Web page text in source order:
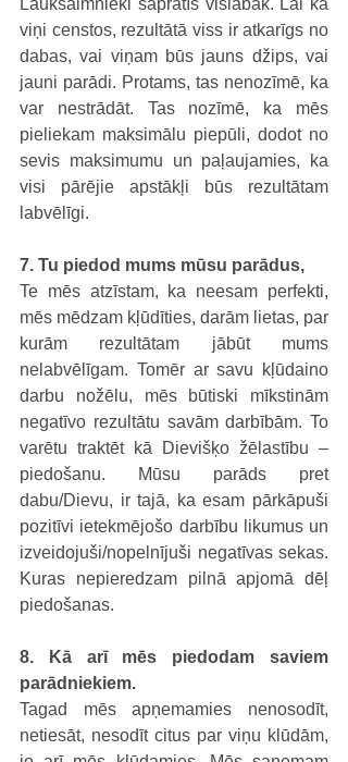
Lauksaimnieki sapratīs vislabāk. Lai kā
viņi censtos, rezultātā viss ir atkarīgs no
dabas, vai viņam būs jauns džips, vai
jauni parādi. Protams, tas nenozīmē, ka
var nestrādāt. Tas nozīmē, ka mēs
pieliekam maksimālu piepūli, dodot no
sevis maksimumu un paļaujamies, ka
visi pārējie apstākļi būs rezultātam
labvēlīgi.
7. Tu piedod mums mūsu parādus,
Te mēs atzīstam, ka neesam perfekti,
mēs mēdzam kļūdīties, darām lietas, par
kurām rezultātam jābūt mums
nelabvēlīgam. Tomēr ar savu kļūdaino
darbu nožēlu, mēs būtiski mīkstinām
negatīvo rezultātu savām darbībām. To
varētu traktēt kā Dievišķo žēlastību –
piedošanu. Mūsu parāds pret
dabu/Dievu, ir tajā, ka esam pārkāpuši
pozitīvi ietekmējošo darbību likumus un
izveidojuši/nopelnījuši negatīvas sekas.
Kuras nepieredzam pilnā apjomā dēļ
piedošanas.
8. Kā arī mēs piedodam saviem
parādniekiem.
Tagad mēs apņemamies nenosodīt,
netiesāt, nesodīt citus par viņu klūdām,